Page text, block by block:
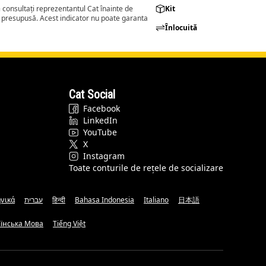
reprezentantul Cat înainte de
Acest indicator nu poate garanta
Kit
Înlocuită
Cat Social
Facebook
LinkedIn
YouTube
X
Instagram
Toate conturile de rețele de socializare
עברית हिन्दी Bahasa Indonesia Italiano 日本語
Мова Tiếng Việt